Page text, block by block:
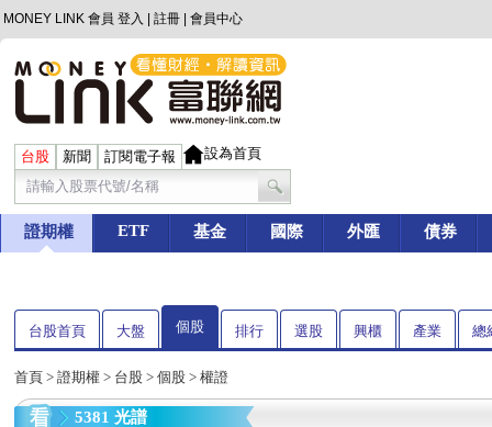
MONEY LINK 會員 登入 註冊 會員中心
台股 新聞 訂閱電子報 設為首頁
證期權 ETF 基金 國際 外匯 債券
台股首頁 大盤 個股 排行 選股 興櫃 產業 總
首頁 > 證期權 > 台股 > 個股 > 權證
5381 光譜